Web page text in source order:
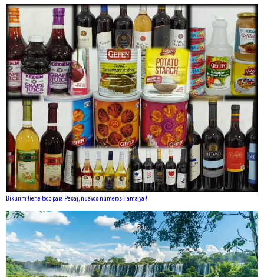
Bikurim tiene todo para Pesaj, nuevos números llama ya !